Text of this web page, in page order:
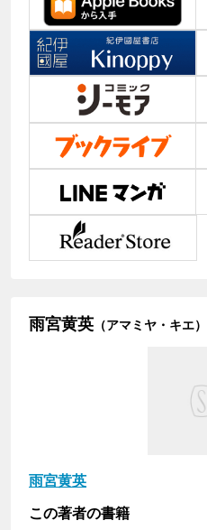
雨宮黄英 （アマミヤ・キエ）
雨宮黄英
この著者の書籍